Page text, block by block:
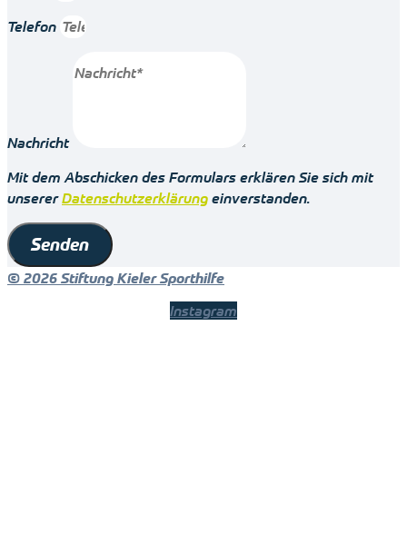
Telefon
Nachricht
Mit dem Abschicken des Formulars erklären Sie sich mit
unsererDatenschutzerklärung einverstanden.
Senden
© 2026 Stiftung Kieler Sporthilfe
Instagram